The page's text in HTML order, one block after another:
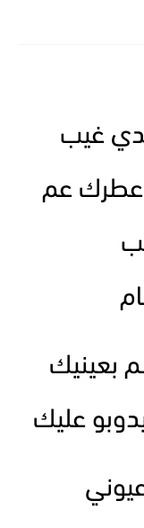
غيب
عطرك عم
بعينيك
عليك